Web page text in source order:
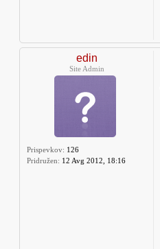
edin
Site Admin
Prispevkov: 126
Pridružen: 12 Avg 2012, 18:16